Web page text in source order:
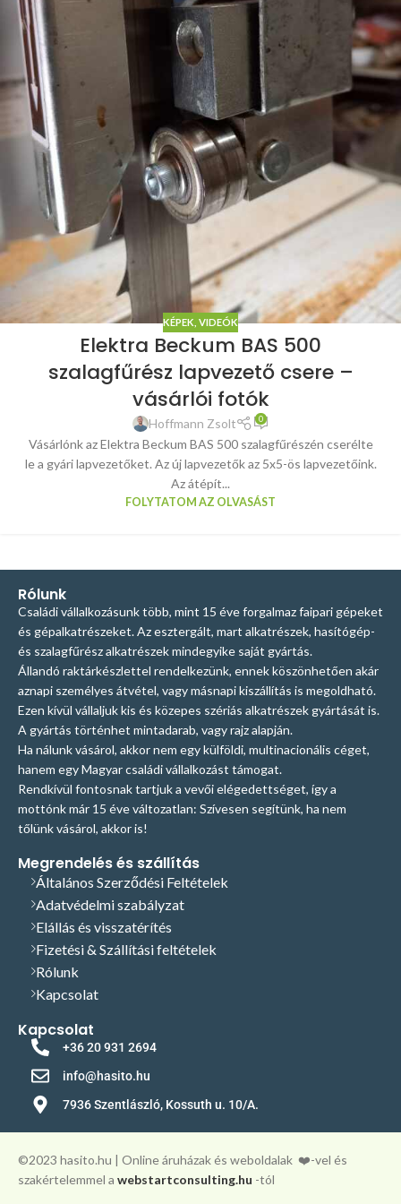
KÉPEK, VIDEÓK
Elektra Beckum BAS 500
szalagfűrész lapvezető csere –
vásárlói fotók
Hoffmann Zsolt 0
Vásárlónk az Elektra Beckum BAS 500 szalagfűrészén cserélte
le a gyári lapvezetőket. Az új lapvezetők az 5x5-ös lapvezetőink.
Az átépít...
FOLYTATOM AZ OLVASÁST
Rólunk
Családi vállalkozásunk több, mint 15 éve forgalmaz faipari gépeket
és gépalkatrészeket. Az esztergált, mart alkatrészek, hasítógép-
és szalagfűrész alkatrészek mindegyike saját gyártás.
Állandó raktárkészlettel rendelkezünk, ennek köszönhetően akár
aznapi személyes átvétel, vagy másnapi kiszállítás is megoldható.
Ezen kívül vállaljuk kis és közepes szériás alkatrészek gyártását is.
A gyártás történhet mintadarab, vagy rajz alapján.
Ha nálunk vásárol, akkor nem egy külföldi, multinacionális céget,
hanem egy Magyar családi vállalkozást támogat.
Rendkívül fontosnak tartjuk a vevői elégedettséget, így a
mottónk már 15 éve változatlan: Szívesen segítünk, ha nem
tőlünk vásárol, akkor is!
Megrendelés és szállítás
Általános Szerződési Feltételek
Adatvédelmi szabályzat
Elállás és visszatérítés
Fizetési & Szállítási feltételek
Rólunk
Kapcsolat
Kapcsolat
+36 20 931 2694
info@hasito.hu
7936 Szentlászló, Kossuth u. 10/A.
©️2023 hasito.hu | Online áruházak és weboldalak ❤️-vel és
szakértelemmel a webstartconsulting.hu -tól